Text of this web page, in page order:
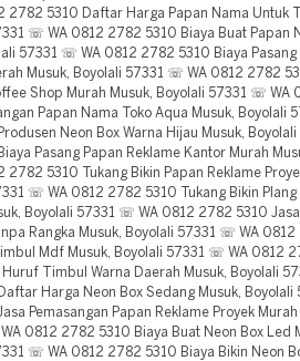
2782 5310 Daftar Harga Papan Nama Untuk
☏ WA 0812 2782 5310 Biaya Buat Papan
57331 ☏ WA 0812 2782 5310 Biaya Pasang
Musuk, Boyolali 57331 ☏ WA 0812 2782
Shop Murah Musuk, Boyolali 57331 ☏ WA
Papan Nama Toko Aqua Musuk, Boyolali
Neon Box Warna Hijau Musuk,
Pasang Papan Reklame Kantor Murah
5310 Tukang Bikin Papan Reklame
☏ WA 0812 2782 5310 Tukang Bikin Plang
Boyolali 57331 ☏ WA 0812 2782 5310
Rangka Musuk, Boyolali 57331 ☏ WA
Mdf Musuk, Boyolali 57331 ☏ WA 0812
Huruf Timbul Warna Daerah Musuk, Boyolali
Harga Neon Box Sedang Musuk,
Pemasangan Papan Reklame Proyek Murah
0812 2782 5310 Biaya Buat Neon Box Led
☏ WA 0812 2782 5310 Biaya Bikin Neon